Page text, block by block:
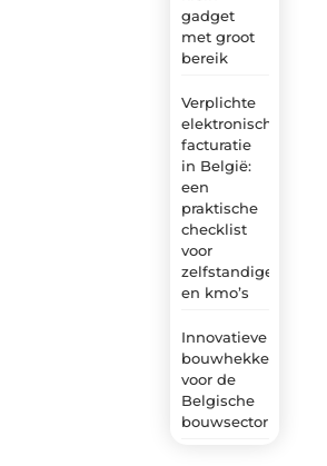
gadget
met groot
bereik
Verplichte
elektronische
facturatie
in België:
een
praktische
checklist
voor
zelfstandigen
en kmo’s
Innovatieve
bouwhekken
voor de
Belgische
bouwsector